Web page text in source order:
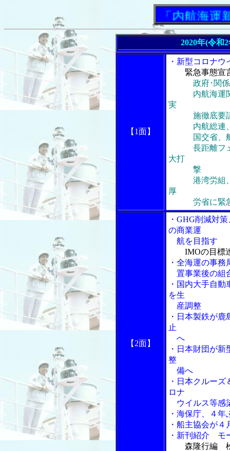
「内航海運新聞
2020年(令和
【1面】
・新型コロナ
緊急事態宣
政府･関
内航海運関係
実
施徹底要
内航総連、
国交省、船
長距離フェリ
大打
撃
港湾労組、労
厚
労省に緊急
【2面】
・GHG削減対
の商業運
航を目指す
IMOの目標
・全海運の事
置事業後の組
・国内大手自
を生
産調整
・日本製鉄が
止
へ
・日本財団が
整
備へ
・日本クルー
ロナ
ウイルス等感
・海保庁、４
・船主協会が
・新刊紹介 モ
森隆行編